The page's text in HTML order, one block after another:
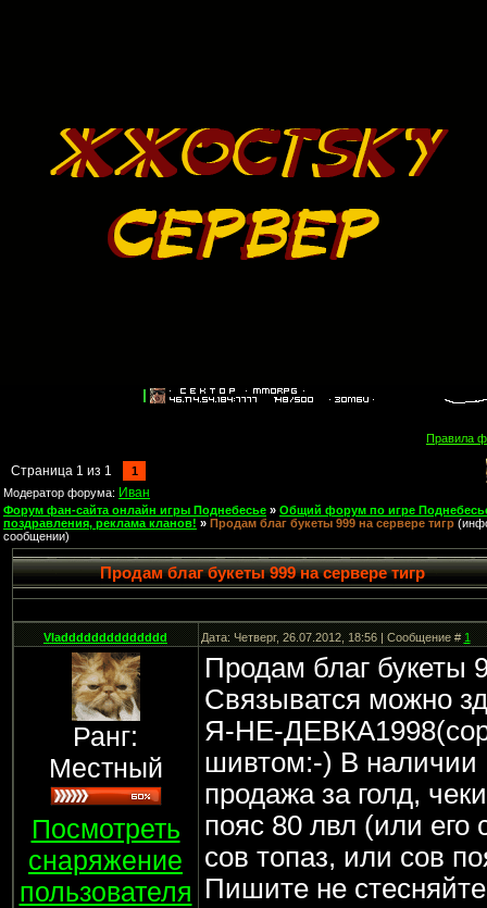
Правила
Страница 1 из 1
1
Модератор форума: Иван
Форум фан-сайта онлайн игры Поднебесье » Общий форум по игре
поздравления, реклама кланов! » Продам благ букеты 999 на сервере тигр
сообщении)
Продам благ букеты 999 на сервере тигр
Vladddddddddddddd Дата: Четверг, 26.07.2012, 18:56 | Сообщение #1
Ранг:
Местный
Посмотреть
снаряжение
пользователя
Продам благ букеты
Связыватся можно
Я-НЕ-
шивтом:-) В наличии
продажа за голд,
пояс 80 лвл (или
сов топаз, или сов
Пишите не